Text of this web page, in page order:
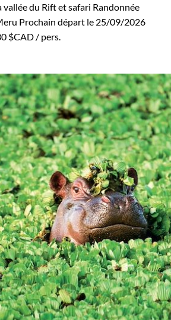
vallée du Rift et safari Randonnée
Prochain départ le 25/09/2026
$CAD / pers.